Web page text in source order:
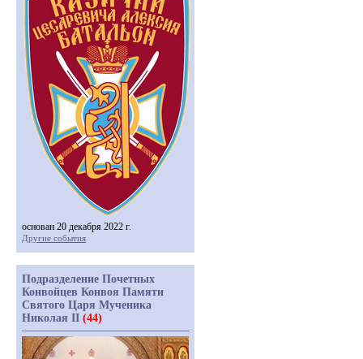
основан 20 декабря 2022 г.
Другие события
Подразделение Почетных
Конвойцев Конвоя Памяти
Святого Царя Мученика
Николая II (44)